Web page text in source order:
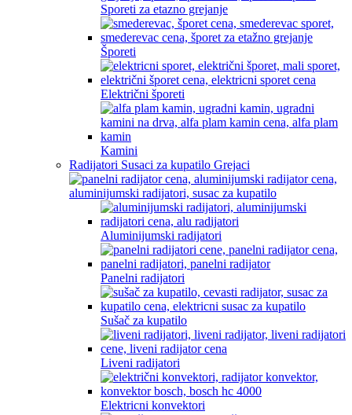
Sporeti za etazno grejanje
Šporeti
Električni šporeti
Kamini
Radijatori Susaci za kupatilo Grejaci
Aluminijumski radijatori
Panelni radijatori
Sušač za kupatilo
Liveni radijatori
Elektricni konvektori